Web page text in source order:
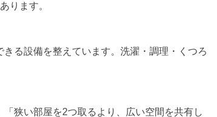
ります。
る設備を整えています。洗濯・調理・くつろ
狭い部屋を2つ取るより、広い空間を共有し